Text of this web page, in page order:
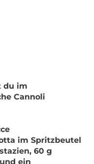
du im
Cannoli
im Spritzbeutel
60 g
ein